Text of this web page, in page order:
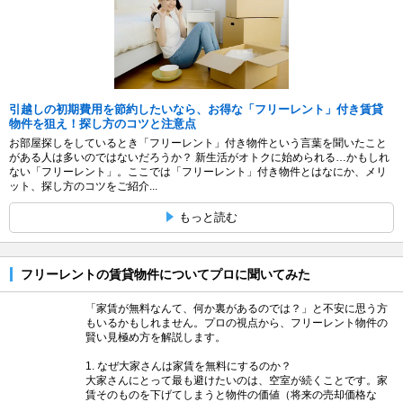
引越しの初期費用を節約したいなら、お得な「フリーレント」付き賃貸
物件を狙え！探し方のコツと注意点
お部屋探しをしているとき「フリーレント」付き物件という言葉を聞いたこと
がある人は多いのではないだろうか？ 新生活がオトクに始められる…かもしれ
ない「フリーレント」。ここでは「フリーレント」付き物件とはなにか、メリ
ット、探し方のコツをご紹介...
もっと読む
フリーレントの賃貸物件についてプロに聞いてみた
「家賃が無料なんて、何か裏があるのでは？」と不安に思う方
もいるかもしれません。プロの視点から、フリーレント物件の
賢い見極め方を解説します。
1. なぜ大家さんは家賃を無料にするのか？
大家さんにとって最も避けたいのは、空室が続くことです。家
賃そのものを下げてしまうと物件の価値（将来の売却価格な